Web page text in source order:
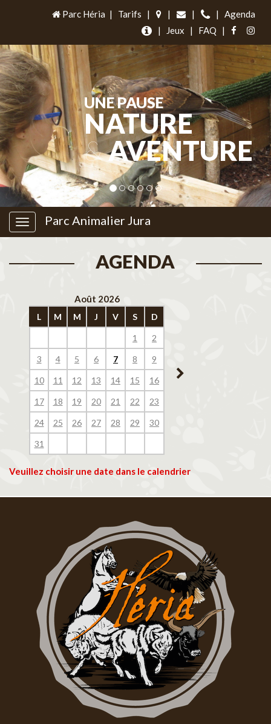
Parc Héria | Tarifs | | | |
Agenda
|
Jeux | FAQ |
UNE PAUSE
NATURE
&AVENTURE
Parc Animalier Jura
AGENDA
Août 2026
L M M J V S D
1 2
3 4 5 6 7 8 9
10 11 12 13 14 15 16
17 18 19 20 21 22 23
24 25 26 27 28 29 30
31
14
Veuillez choisir une date dans le calendrier